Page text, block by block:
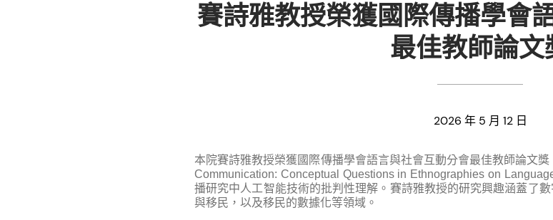
賽詩雅教授榮獲國際傳播學會
最佳教師論文
2026 年 5 月 12 日
本院賽詩雅教授榮獲國際傳播學會語言與社會互動分會最佳教師論文
Communication: Conceptual Questions in Ethnographies on
播研究中人工智能技術的批判性理解。賽詩雅教授的研究興趣涵蓋了
與移民，以及移民的數據化等領域。